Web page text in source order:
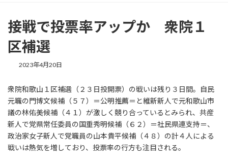
接戦で投票率アップか 衆院１
区補選
2023年4月20日
衆院和歌山１区補選（２３日投開票）の戦いは残り３日間。自民
元職の門博文候補（５７）＝公明推薦＝と維新新人で元和歌山市
議の林佑美候補（４１）が激しく競り合っているとみられ、共産
新人で党県常任委員の国重秀明候補（６２）＝社民県連支持＝、
政治家女子新人で党職員の山本貴平候補（４８）の計４人による
戦いは熱気を増しており、投票率の行方も注目される。